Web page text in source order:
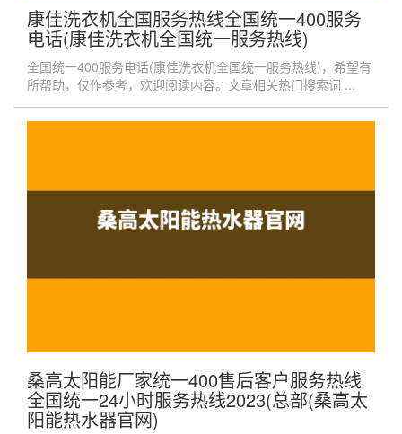
康佳洗衣机全国服务热线全国统一400服务
电话(康佳洗衣机全国统一服务热线)
全国统一400服务电话(康佳洗衣机全国统一服务热线)，希望有
所帮助，仅作参考，欢迎阅读内容。文章相关热门搜索词 ...
桑高太阳能厂家统一400售后客户服务热线
全国统一24小时服务热线2023(总部(桑高太
阳能热水器官网)